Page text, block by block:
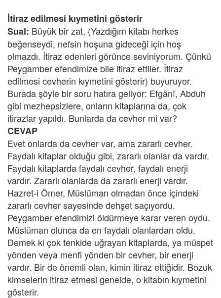
İtiraz edilmesi kıymetini gösterir
Sual: Büyük bir zat, (Yazdığım kitabı herkes
beğenseydi, nefsin hoşuna gideceği için hoş
olmazdı. İtiraz edenleri görünce seviniyorum. Çünkü
Peygamber efendimize bile itiraz ettiler. İtiraz
edilmesi cevherin kıymetini gösterir) buyuruyor.
Burada şöyle bir soru hatıra geliyor: Efgânî, Abduh
gibi mezhepsizlere, onların kitaplarına da, çok
itirazlar yapıldı. Bunlarda da cevher mi var?
CEVAP
Evet onlarda da cevher var, ama zararlı cevher.
Faydalı kitaplar olduğu gibi, zararlı olanlar da vardır.
Faydalı kitaplarda faydalı cevher, faydalı enerji
vardır. Zararlı olanlarda da zararlı enerji vardır.
Hazret-i Ömer, Müslüman olmadan önce içindeki
zararlı cevher sayesinde dehşet saçıyordu.
Peygamber efendimizi öldürmeye karar veren oydu.
Müslüman olunca da en faydalı olanlardan oldu.
Demek ki çok tenkide uğrayan kitaplarda, ya müspet
yönden veya menfi yönden bir cevher, bir enerji
vardır. Bir de önemli olan, kimin itiraz ettiğidir. Bozuk
kimselerin itiraz etmesi genelde, o kitabın kıymetini
gösterir.